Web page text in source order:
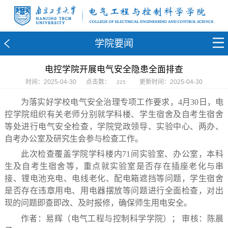
学院要闻
电控学院开展电气安全隐患全面排查
时间：2025-04-30 点击数： 225 更新时间：2025-04-30
为落实好学校电气安全治理专项工作要求，4月30日，电
控学院组织有关老师分别就学科楼、学生宿舍及自考生宿舍
等处进行电气安全检查，学院党政领导、实验中心、两办、
自考办公室及研究生会参与检查工作。
此次检查覆盖学院学科楼内71间实验室、办公室，本科
生及自考生宿舍等，重点就实验室是否存在插座老化与串
接、锂电池充电、电线老化、配电箱遮挡等问题，学生宿舍
是否存在违章用电、用电器摆放等问题进行全面检查，对出
现的问题即查即改、及时报修，确保师生用电安全。
作者：易辉（电气工程与控制科学学院）； 审核：陈晨